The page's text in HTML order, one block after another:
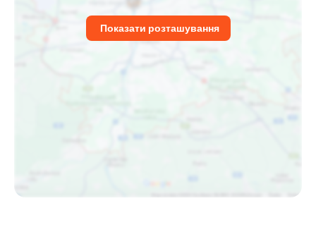
Показати розташування